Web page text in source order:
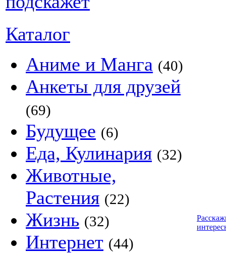
Каталог
Аниме и Манга (40)
Анкеты для друзей
(69)
Будущее (6)
Еда, Кулинария (32)
Животные,
Растения (22)
Жизнь (32)
Интернет (44)